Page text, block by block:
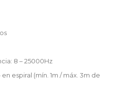
8 – 25000Hz
espiral (mín. 1m / máx. 3m de